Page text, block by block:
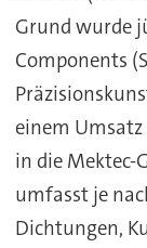
Grund wurde
Components
einem Umsatz
in die Mektec-
umfasst je
Dichtungen,